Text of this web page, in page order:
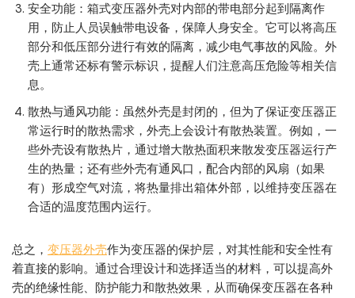
安全功能：箱式变压器外壳对内部的带电部分起到隔离作
用，防止人员误触带电设备，保障人身安全。它可以将高压
部分和低压部分进行有效的隔离，减少电气事故的风险。外
壳上通常还标有警示标识，提醒人们注意高压危险等相关信
息。
散热与通风功能：虽然外壳是封闭的，但为了保证变压器正
常运行时的散热需求，外壳上会设计有散热装置。例如，一
些外壳设有散热片，通过增大散热面积来散发变压器运行产
生的热量；还有些外壳有通风口，配合内部的风扇（如果
有）形成空气对流，将热量排出箱体外部，以维持变压器在
合适的温度范围内运行。
总之， 变压器外壳作为变压器的保护层，对其性能和安全性有
着直接的影响。通过合理设计和选择适当的材料，可以提高外
壳的绝缘性能、防护能力和散热效果，从而确保变压器在各种